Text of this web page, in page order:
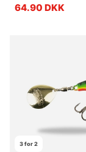
64.90 DKK
3 for 2